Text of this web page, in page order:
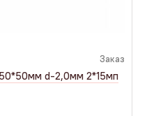
Заказ
d-2,0мм 2*15мп